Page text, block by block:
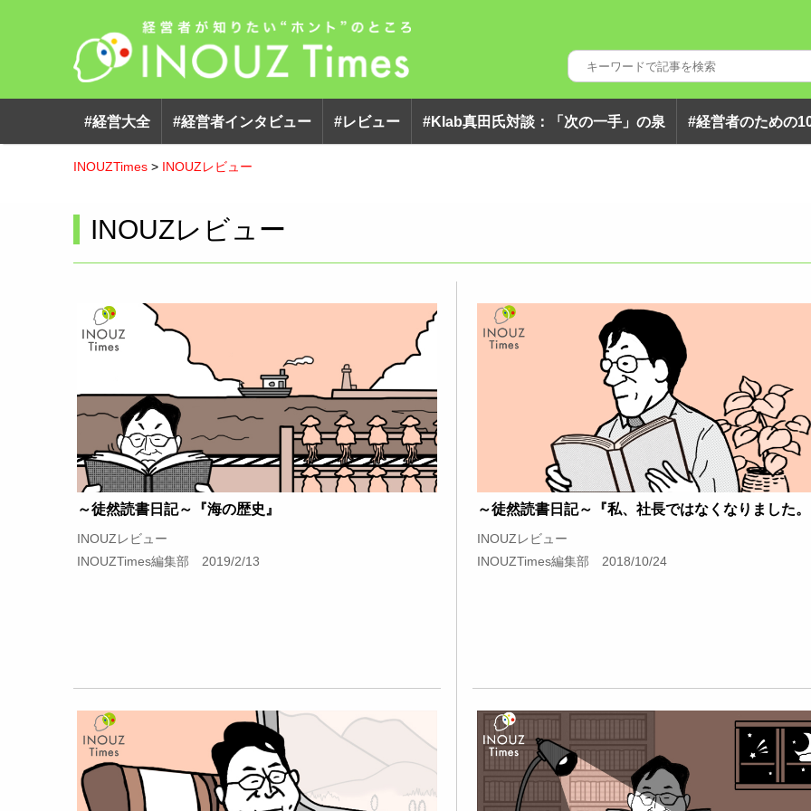
#経営大全 #経営者インタビュー #レビュー #klab真田氏対談：「次の一手」の泉 #経営者のための
INOUZTimes > INOUZレビュー
INOUZレビュー
～徒然読書日記～『海の歴史』
INOUZレビュー
INOUZTimes編集部 2019/2/13
～徒然読書日記～『私、社長ではなくなりました
INOUZレビュー
INOUZTimes編集部 2018/10/24